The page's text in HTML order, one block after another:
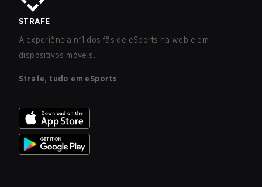
STRAFE
A experiência nº1 dos fãs de eSports na web e em
dispositivos móveis.
Strafe, tudo em eSports